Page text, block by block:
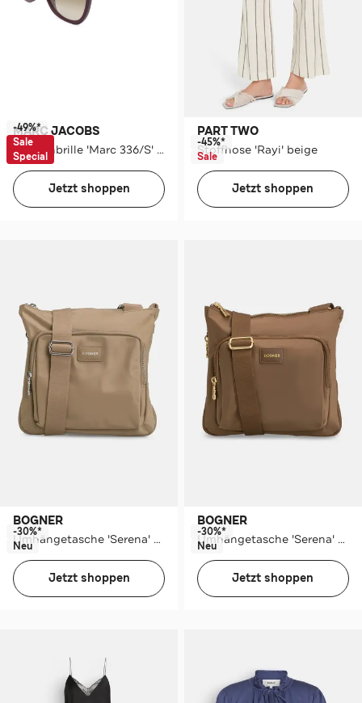
MARC JACOBS
Sonnenbrille 'Marc 336/S' aubergine
-49%*
Sale
Special
Jetzt shoppen
PART TWO
Stoffhose 'Rayi' beige
-45%*
Sale
Jetzt shoppen
BOGNER
Umhängetasche 'Serena' taupe
-30%*
Neu
Jetzt shoppen
BOGNER
Umhängetasche 'Serena' braun
-30%*
Neu
Jetzt shoppen